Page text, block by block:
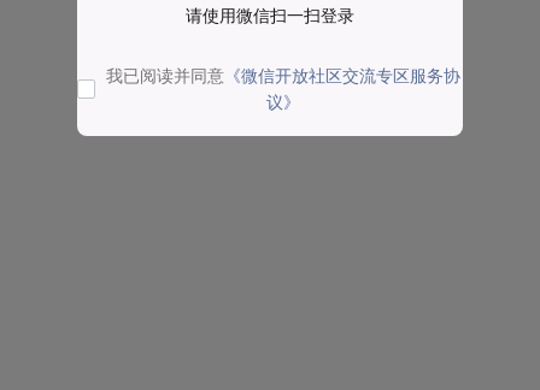
请使用微信扫一扫登录
我已阅读并同意 《微信开放社区交流专区服务协
议》